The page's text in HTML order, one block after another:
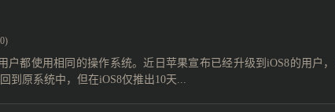
都使用相同的操作系统。近日苹果宣布已经升级到iOS8的用户，
到原系统中，但在iOS8仅推出10天...